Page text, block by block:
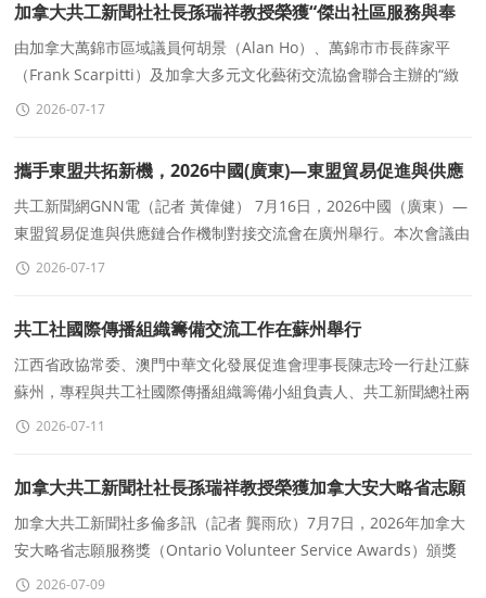
加拿大共工新聞社社長孫瑞祥教授榮獲“傑出社區服務與奉
獻獎”
由加拿大萬錦市區域議員何胡景（Alan Ho）、萬錦市市長薛家平
（Frank Scarpitti）及加拿大多元文化藝術交流協會聯合主辦的“緻
敬社區力量——用愛與奉獻點亮社區”頒獎典禮，于2026年4月29日
2026-07-17
攜手東盟共拓新機，2026中國(廣東)—東盟貿易促進與供應
鏈合作機制對接交流會舉行
共工新聞網GNN電（記者 黃偉健） 7月16日，2026中國（廣東）—
東盟貿易促進與供應鏈合作機制對接交流會在廣州舉行。本次會議由
廣東省人民政府與中國—東盟中心聯合主辦
2026-07-17
共工社國際傳播組織籌備交流工作在蘇州舉行
江西省政協常委、澳門中華文化發展促進會理事長陳志玲一行赴江蘇
蘇州，專程與共工社國際傳播組織籌備小組負責人、共工新聞總社兩
岸事務專職首席顧問鈕則堅先生舉行工作交流。
2026-07-11
加拿大共工新聞社社長孫瑞祥教授榮獲加拿大安大略省志願
服務獎
加拿大共工新聞社多倫多訊（記者 龔雨欣）7月7日，2026年加拿大
安大略省志願服務獎（Ontario Volunteer Service Awards）頒獎
典禮在加拿大多倫多萬錦市水晶噴泉宴會廳隆重舉行。
2026-07-09